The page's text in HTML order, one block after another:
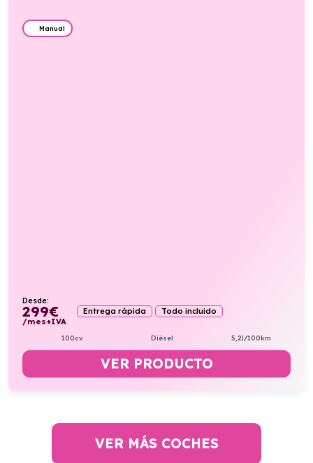
Manual
Desde:
299€
/mes+IVA
Entrega rápida Todo incluido
100cv Diésel 5,2l/100km
VER PRODUCTO
VER MÁS COCHES